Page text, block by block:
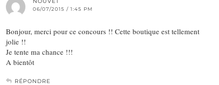
06/07/2015 / 1:45 PM
Bonjour, merci pour ce concours !! Cette boutique est tellement
jolie !!
Je tente ma chance !!!
A bientôt
RÉPONDRE